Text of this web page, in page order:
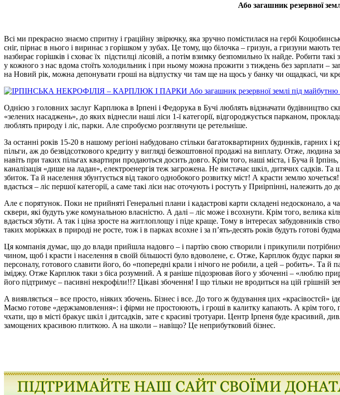
Або загашник резервної
Всі ми прекрасно знаємо спритну і граційну звірючку, яка зручно помістилася на гербі
сніг, пірнає в нього і виринає з горішком у зубах. Це тому, що білочка – гризун, а гризуни мають
назбирає горішків і сховає їх підстилці лісовій, а потім взимку безпомильно їх найде. Робити
у кожного з нас вдома стоїть холодильник і при ньому можна прожити з тиждень без зарплати –
на Новий рік, можна депонувати гроші на відпустку чи там ще на щось у банку чи ощадкасі, чи
Однією з головних заслуг Карплюка в Ірпені і Федорука в Бучі люблять відзначати будівництво
«зелених насаджень», до яких віднесли наші ліси 1-ї категорії, відгороджується парканом,
люблять природу і ліс, парки. Але спробуємо розглянути це ретельніше.
За останні років 15-20 в нашому регіоні набудовано стільки багатоквартирних будинків, гарних
пільги, аж до безвідсоткового кредиту у вигляді безкоштовної продажі на виплату. Отже, людина
навіть при таких пільгах квартири продаються досить довго. Крім того, наші міста, і Буча й
каналізація «дише на ладан», електроенергія теж загрожена. Не вистачає шкіл, дитячих
збиток. Та й населення збунтується від такого однобокого розвитку міст! А красти землю
вдасться – ліс першої категорії, а саме такі ліси нас оточують і ростуть у Приірпінні, належить
Але є порятунок. Поки не прийняті Генеральні плани і кадастрові карти складені недосконало, а
сквери, які будуть уже комунальною власністю. А далі – ліс може і всохнути. Крім того, велика
вдається збути. А так і ціна зросте на житлоплощу і піде краще. Тому в інтересах забудовників
таких моріжках в природі не росте, тож і в парках всохне і за п’ять-десять років будуть готові
Ця компанія думає, що до влади прийшла надовго – і партію свою створили і прикупили
чином, щоб і красти і населення в своїй більшості було вдоволене, є. Отже, Карплюк будує парки
персоналу, готового славити його, бо «попередні крали і нічого не робили, а цей – робить». Та й
іміджу. Отже Карплюк таки з біса розумний. А я раніше підозрював його у збоченні – «люблю
його підтримує – пасивні некрофіли!!? Цікаві збочення! І що тільки не вродиться на цій грішній
А виявляється – все просто, ніяких збочень. Бізнес і все. До того ж будування цих
Маємо готове «держзамовлення»: і фірми не простоюють, і гроші в калитку капають. А крім
чхати, що в місті бракує шкіл і дитсадків, зате є красиві тротуари. Центр Ірпеня буде красивий,
замощених красивою плиткою. А на школи – навіщо? Це неприбутковий бізнес.